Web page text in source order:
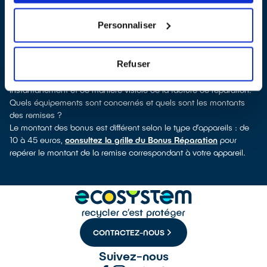
Personnaliser
Refuser
découvrirez pour quels types d’appareils ce professionnel a
télévision, téléphone mobile, outils électriques : à chaque famille
d’équipements son réparateur spécialisé et labellisé QualiRépar.
Comment bénéficier du Bonus Réparation à Guipavas ?
Le Bonus Réparation est en vigueur chez tous les professionnels
de la réparation ayant obtenu le label QualiRépar. Il est déduit
instantanément et de manière visible de la facture de réparation.
Quels équipements sont concernés et quels sont les montants
des remises ?
Le montant des bonus est différent selon le type d’appareils : de
10 à 45 euros, consultez la grille du Bonus Réparation pour
repérer le montant de la remise correspondant à votre appareil.
CONTACTEZ-NOUS
Suivez-nous